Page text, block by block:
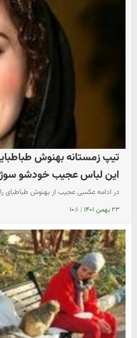
تیپ زمستانه بهنوش
این لباس عجیب خودشو
در ادامه عکسی عجیب از بهنوش طباطبای
۲۳ بهمن ۱۴۰۱ | ۱۰:۱